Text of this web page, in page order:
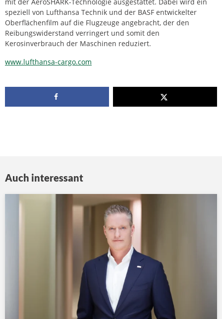
speziell von Lufthansa Technik und der BASF entwickelter
Oberflächenfilm auf die Flugzeuge angebracht, der den
Reibungswiderstand verringert und somit den
Kerosinverbrauch der Maschinen reduziert.
www.lufthansa-cargo.com
Auch interessant